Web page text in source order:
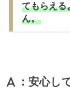
てもらえる
ん。
：安心し